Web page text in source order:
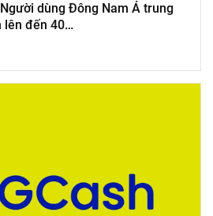
dùng Đông Nam Á trung
lên đến 40…